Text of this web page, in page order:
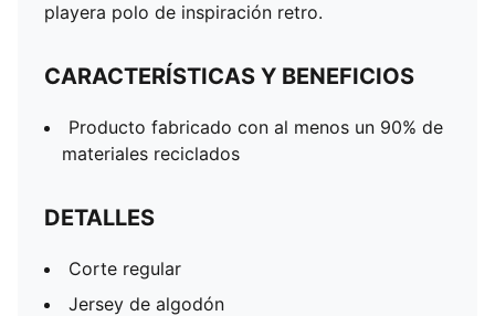
playera polo de inspiración retro.
CARACTERÍSTICAS Y BENEFICIOS
Producto fabricado con al menos un 90% de
materiales reciclados
DETALLES
Corte regular
Jersey de algodón